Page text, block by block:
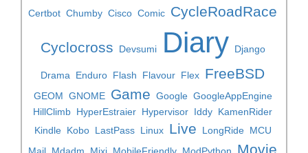
Certbot Chumby Cisco Comic CycleRoadRace
Cyclocross Devsumi Diary Django
Drama Enduro Flash Flavour Flex FreeBSD
GEOM GNOME Game Google GoogleAppEngine
HillClimb HyperEstraier Hypervisor Iddy KamenRider
Kindle Kobo LastPass Linux Live LongRide MCU
Movie